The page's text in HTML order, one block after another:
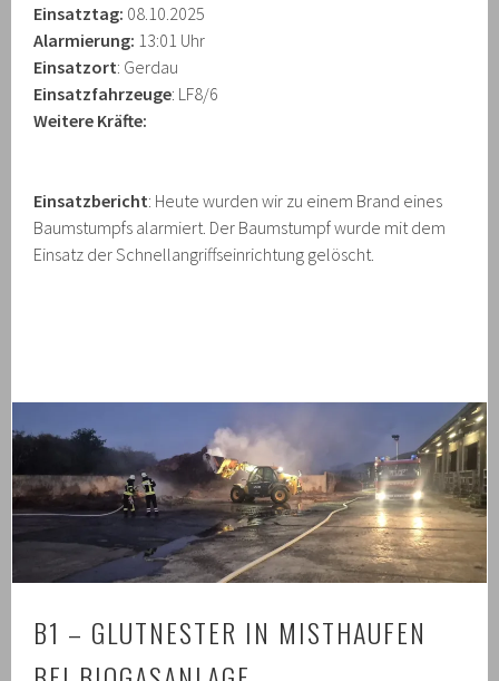
Einsatztag: 08.10.2025
Alarmierung: 13:01 Uhr
Einsatzort: Gerdau
Einsatzfahrzeuge: LF8/6
Weitere Kräfte:
Einsatzbericht: Heute wurden wir zu einem Brand eines
Baumstumpfs alarmiert. Der Baumstumpf wurde mit dem
Einsatz der Schnellangriffseinrichtung gelöscht.
B1 – GLUTNESTER IN MISTHAUFEN